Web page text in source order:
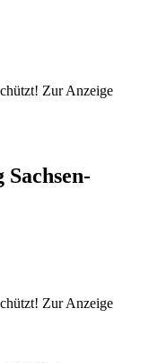
Zur Anzeige
Zur Anzeige